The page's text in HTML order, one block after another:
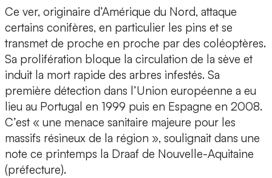
Ce ver, originaire d’Amérique du Nord, attaque
certains conifères, en particulier les pins et se
transmet de proche en proche par des coléoptères.
Sa prolifération bloque la circulation de la sève et
induit la mort rapide des arbres infestés. Sa
première détection dans l’Union européenne a eu
lieu au Portugal en 1999 puis en Espagne en 2008.
C’est « une menace sanitaire majeure pour les
massifs résineux de la région », soulignait dans une
note ce printemps la Draaf de Nouvelle-Aquitaine
(préfecture).